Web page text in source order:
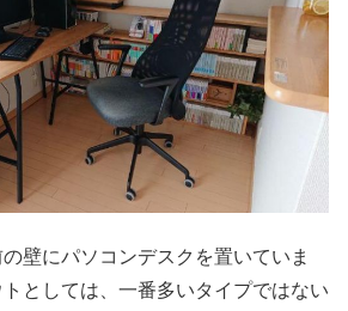
壁にパソコンデスクを置いていま
としては、一番多いタイプではない